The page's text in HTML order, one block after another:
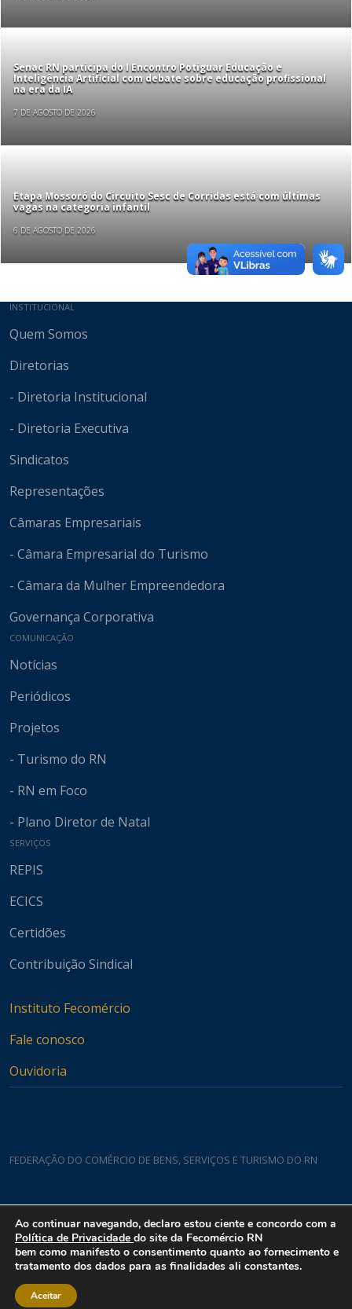
Senac RN participa do I Encontro Potiguar Educação e
Inteligência Artificial com debate sobre educação profissional
na era da IA
7 DE AGOSTO DE 2026
Etapa Mossoró do Circuito Sesc de Corridas está com últimas
vagas na categoria infantil
6 DE AGOSTO DE 2026
Mapa do site
INSTITUCIONAL
Quem Somos
Diretorias
- Diretoria Institucional
- Diretoria Executiva
Sindicatos
Representações
Câmaras Empresariais
- Câmara Empresarial do Turismo
- Câmara da Mulher Empreendedora
Governança Corporativa
COMUNICAÇÃO
Notícias
Periódicos
Projetos
- Turismo do RN
- RN em Foco
- Plano Diretor de Natal
SERVIÇOS
REPIS
ECICS
Certidões
Contribuição Sindical
Instituto Fecomércio
Fale conosco
Ouvidoria
FEDERAÇÃO DO COMÉRCIO DE BENS, SERVIÇOS E TURISMO DO RN
Rua Padre João Damasceno, 1935 - Lagoa Nova CEP 59075-760
Ao continuar navegando, declaro estou ciente e concordo com a
Política de Privacidade do site da Fecomércio RN
bem como manifesto o consentimento quanto ao fornecimento e
tratamento dos dados para as finalidades ali constantes.
Aceitar